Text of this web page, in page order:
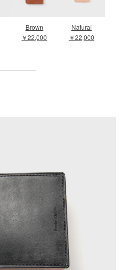
Brown
￥22,000
Natural
￥22,000